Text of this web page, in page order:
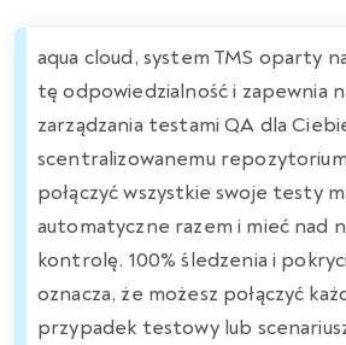
aqua cloud, system TMS oparty
tę odpowiedzialność i zapewnia
zarządzania testami QA dla
scentralizowanemu
połączyć wszystkie swoje testy
automatyczne razem i mieć nad
kontrolę. 100% śledzenia i
oznacza, że możesz połączyć
przypadek testowy lub